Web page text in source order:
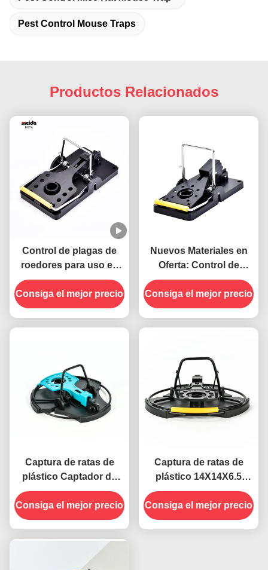
Pest Control Mouse Traps
Productos Relacionados
Control de plagas de
roedores para uso en
exteriores e interiores,
nuevos materiales,
resorte fuerte, trampa
Consiga el mejor precio
Nuevos Materiales en
Oferta: Control de
Roedores, Trampa para
Ratones de Alta
Sensibilidad
Consiga el mejor precio
Captura de ratas de
plástico Captador de
resorte potente Captura
de picaduras de alta
sensibilidad Control de
Consiga el mejor precio
Captura de ratas de
plástico 14X14X6.5
Captador de ratones
metálicos para una
solución efectiva de
Consiga el mejor precio